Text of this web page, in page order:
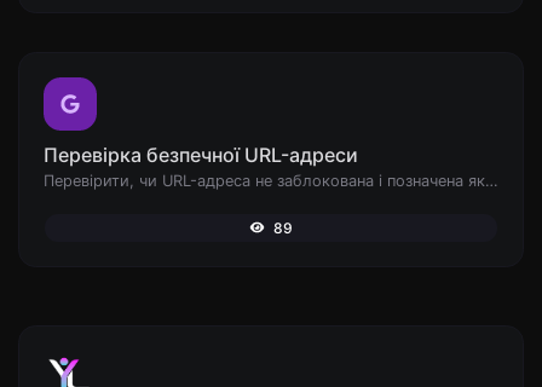
Перевірка безпечної URL-адреси
Перевірити, чи URL-адреса не заблокована і позначена як безпечна/небезпечна Google.
89